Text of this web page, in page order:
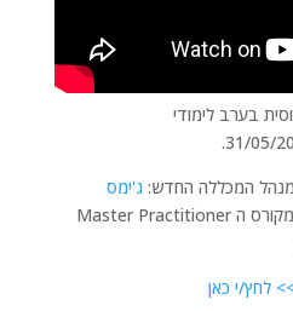
בערב לימודי
מנהל המכללה החדש: ג'ימס
, ונציג בו כלים מרכזיים מקורס ה Master Practitioner
לחץ/י כאן